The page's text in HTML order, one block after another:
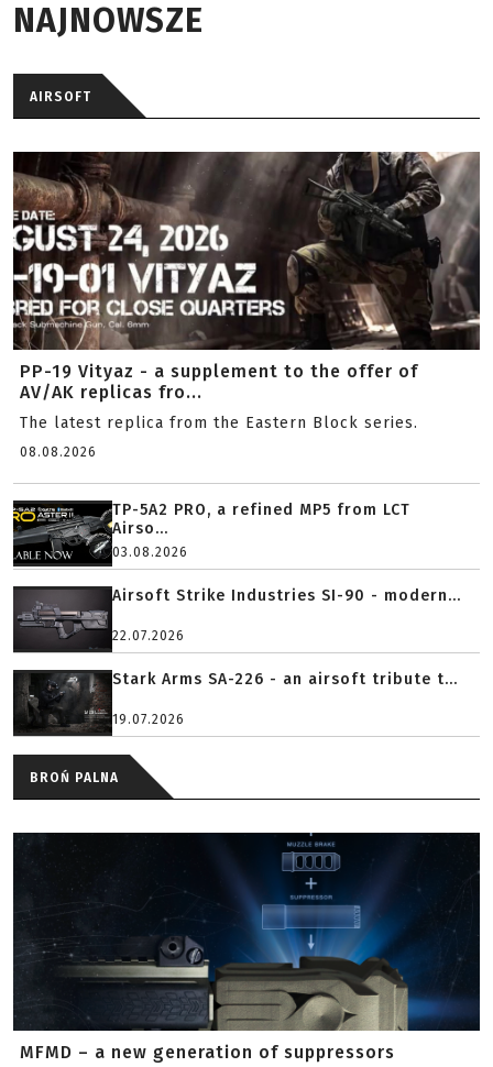
NAJNOWSZE
AIRSOFT
PP-19 Vityaz - a supplement to the offer of
AV/AK replicas fro...
The latest replica from the Eastern Block series.
08.08.2026
TP-5A2 PRO, a refined MP5 from LCT
Airso...
03.08.2026
Airsoft Strike Industries SI-90 - modern...
22.07.2026
Stark Arms SA-226 - an airsoft tribute t...
19.07.2026
BROŃ PALNA
MFMD – a new generation of suppressors